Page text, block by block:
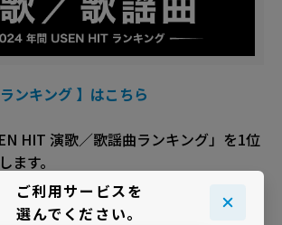
ンキング 】はこちら
HIT 演歌／歌謡曲ランキング」を1位
ます。
ご利用サービスを
選んでください。